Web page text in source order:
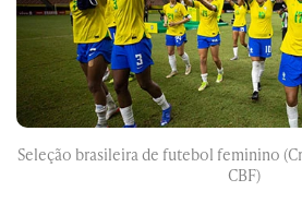
Seleção brasileira de futebol feminino
CBF)